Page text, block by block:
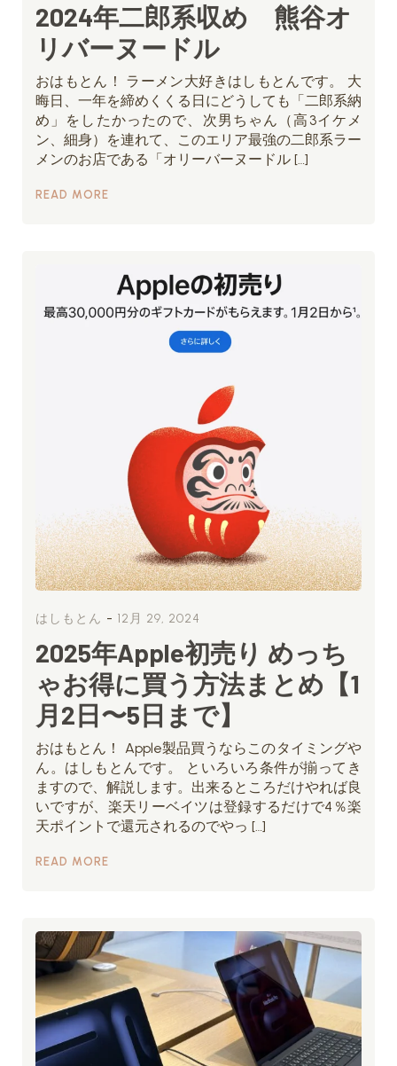
2024年二郎系収め 熊谷オ
リバーヌードル
おはもとん！ ラーメン大好きはしもとんです。 大
晦日、一年を締めくくる日にどうしても「二郎系納
め」をしたかったので、次男ちゃん（高3イケメ
ン、細身）を連れて、このエリア最強の二郎系ラー
メンのお店である「オリーバーヌードル […]
READ MORE
はしもとん - 12月 29, 2024
2025年Apple初売り めっち
ゃお得に買う方法まとめ【1
月2日〜5日まで】
おはもとん！ Apple製品買うならこのタイミングや
ん。はしもとんです。 といろいろ条件が揃ってき
ますので、解説します。出来るところだけやれば良
いですが、楽天リーベイツは登録するだけで4％楽
天ポイントで還元されるのでやっ […]
READ MORE